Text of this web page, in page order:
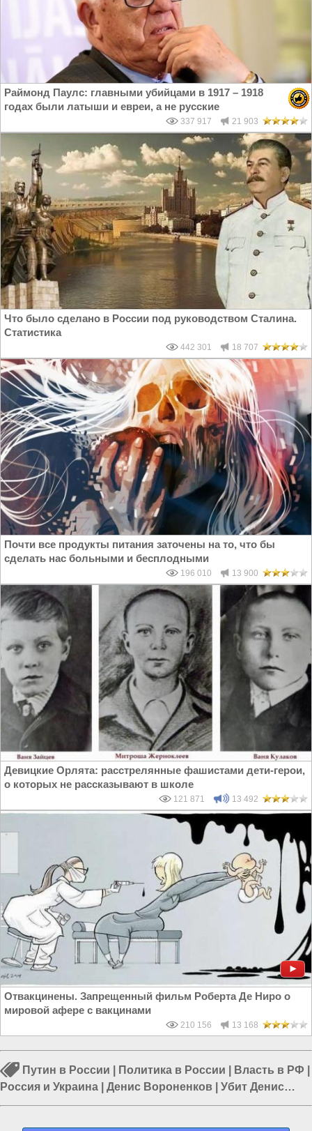
Раймонд Паулс: главными убийцами в 1917 – 1918
годах были латыши и евреи, а не русские
337 917 21 903
Что было сделано в России под руководством Сталина.
Статистика
442 301 18 707
Почти все продукты питания заточены на то, что бы
сделать нас больными и бесплодными
196 010 13 900
Девицкие Орлята: расстрелянные фашистами дети-герои,
о которых не рассказывают в школе
121 871 13 492
Отвакцинены. Запрещенный фильм Роберта Де Ниро о
мировой афере с вакцинами
210 156 13 168
Путин в России Политика в России Власть в РФ
Россия и Украина
Денис Вороненков
Убит Денис
Вороненков|Европа и Украина